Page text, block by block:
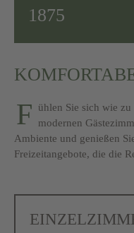
1875
F
ühlen Sie sich wie
modernen
Ambiente und genießen
Freizeitangebote, die die